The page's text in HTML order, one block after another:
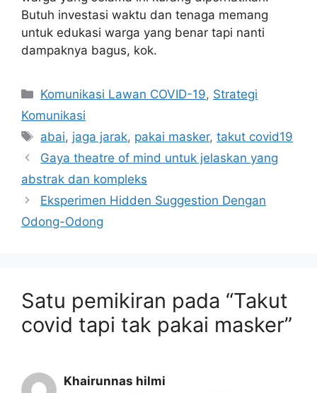
Butuh investasi waktu dan tenaga memang
untuk edukasi warga yang benar tapi nanti
dampaknya bagus, kok.
Kategori
Komunikasi Lawan COVID-19, Strategi
Komunikasi
Tag
abai, jaga jarak, pakai masker,takut covid19
Gaya theatre of mind untuk jelaskan yang
abstrak dan kompleks
Eksperimen Hidden Suggestion Dengan
Odong-Odong
Satu pemikiran pada “Takut
covid tapi tak pakai masker”
Khairunnas hilmi